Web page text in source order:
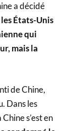
a décidé
les États-Unis
qui
mais la
de Chine,
Dans les
s’est en